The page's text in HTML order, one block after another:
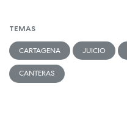
TEMAS
CARTAGENA JUICIO
CANTERAS